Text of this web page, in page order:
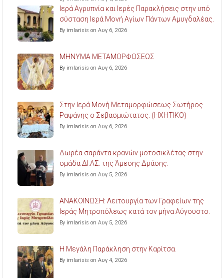
Ιερά Αγρυπνία και Ιερές Παρακλήσεις στην υπό
σύσταση Ιερά Μονή Αγίων Πάντων Αμυγδαλέας.
By imlarisis on Αυγ 6, 2026
ΜΗΝΥΜΑ ΜΕΤΑΜΟΡΦΩΣΕΩΣ
By imlarisis on Αυγ 6, 2026
Στην Ιερά Μονή Μεταμορφώσεως Σωτήρος
Ραψάνης ο Σεβασμιώτατος. (ΗΧΗΤΙΚΟ)
By imlarisis on Αυγ 6, 2026
Δωρέα σαράντα κρανών μοτοσικλέτας στην
ομάδα ΔΙ.ΑΣ. της Άμεσης Δράσης.
By imlarisis on Αυγ 5, 2026
ΑΝΑΚΟΙΝΩΣΗ: Λειτουργία των Γραφείων της
Ιεράς Μητροπόλεως κατά τον μήνα Αύγουστο.
By imlarisis on Αυγ 5, 2026
Η Μεγάλη Παράκληση στην Καρίτσα.
By imlarisis on Αυγ 4, 2026